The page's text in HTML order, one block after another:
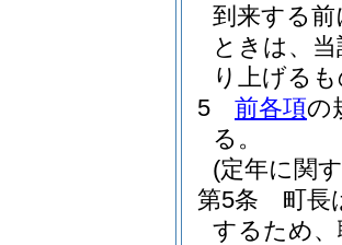
到来する前
ときは、
り上げる
5
前各項の
る。
(定年に関
第5条
町長
するため